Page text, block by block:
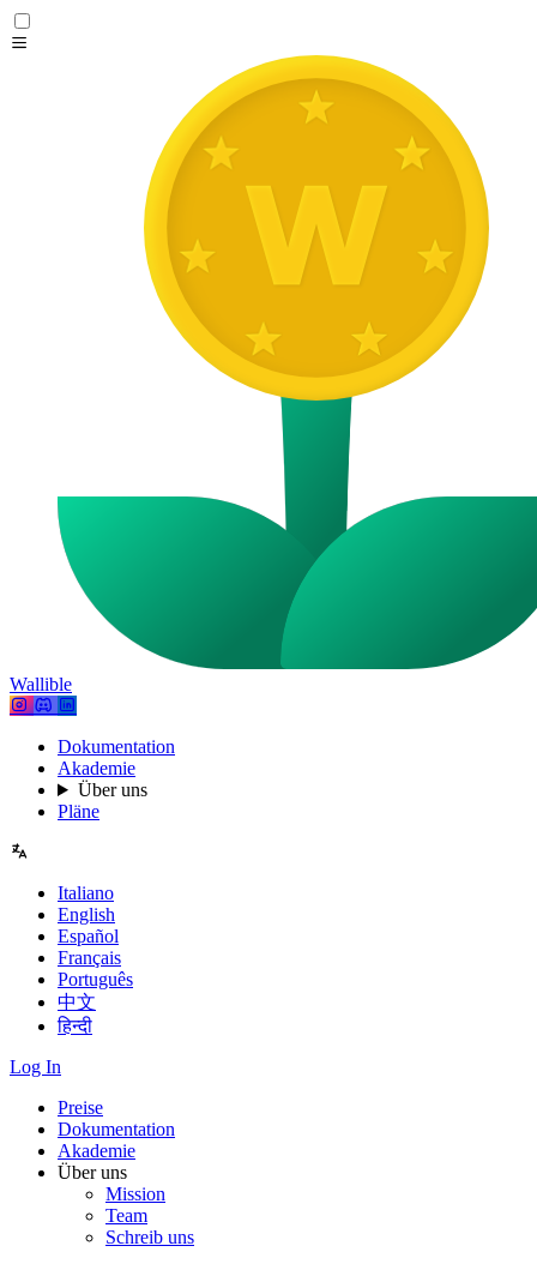
Wallible
Dokumentation
Akademie
Über uns
Pläne
Italiano
English
Español
Français
Português
中文
हिन्दी
Log In
Preise
Dokumentation
Akademie
Über uns
Mission
Team
Schreib uns